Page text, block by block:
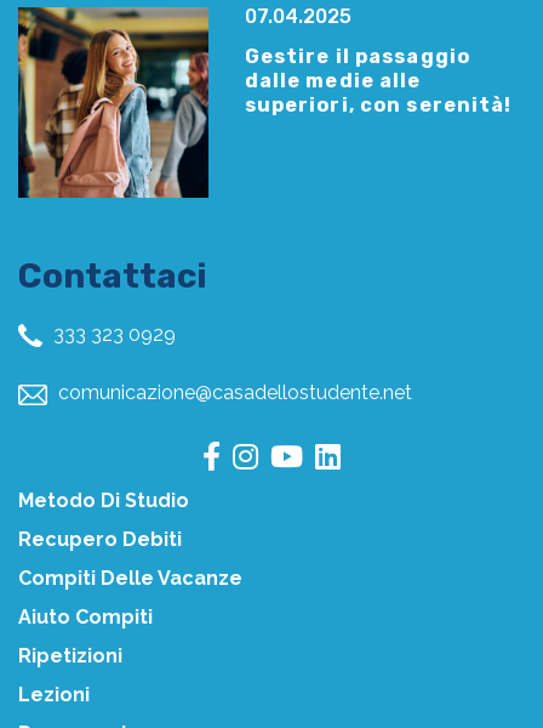
07.04.2025
Gestire il passaggio
dalle medie alle
superiori, con serenità!
Contattaci
333 323 0929
comunicazione@casadellostudente.net
Metodo Di Studio
Recupero Debiti
Compiti Delle Vacanze
Aiuto Compiti
Ripetizioni
Lezioni